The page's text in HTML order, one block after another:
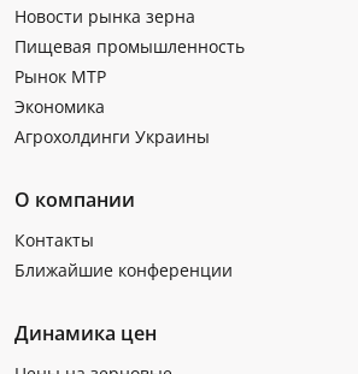
Новости рынка зерна
Пищевая промышленность
Рынок МТР
Экономика
Агрохолдинги Украины
О компании
Контакты
Ближайшие конференции
Динамика цен